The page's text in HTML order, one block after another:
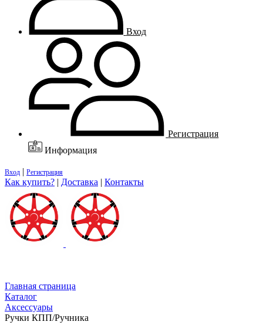
Вход
Регистрация
Информация
Вход | Регистрация
Как купить? | Доставка | Контакты
Главная страница
Каталог
Аксессуары
Ручки КПП/Ручника